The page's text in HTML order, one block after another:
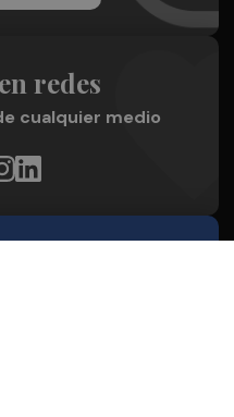
redes
cualquier medio